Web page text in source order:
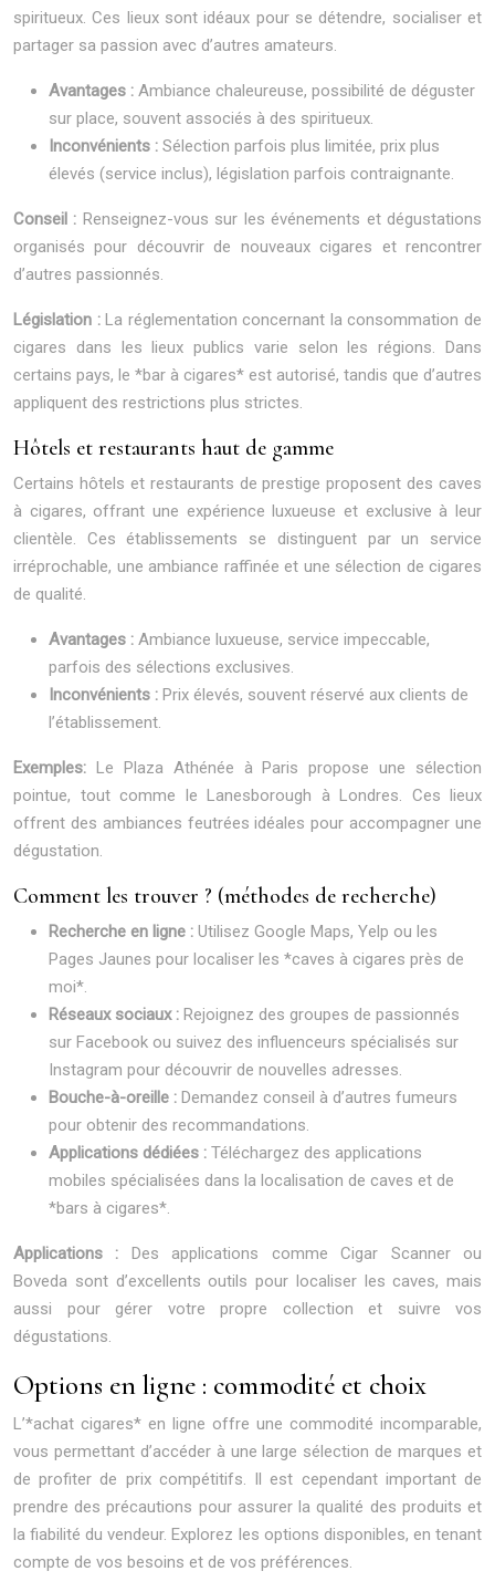
spiritueux. Ces lieux sont idéaux pour se détendre, socialiser et
partager sa passion avec d’autres amateurs.
Avantages : Ambiance chaleureuse, possibilité de déguster
sur place, souvent associés à des spiritueux.
Inconvénients : Sélection parfois plus limitée, prix plus
élevés (service inclus), législation parfois contraignante.
Conseil : Renseignez-vous sur les événements et dégustations
organisés pour découvrir de nouveaux cigares et rencontrer
d’autres passionnés.
Législation :La réglementation concernant la consommation de
cigares dans les lieux publics varie selon les régions. Dans
certains pays, le *bar à cigares* est autorisé, tandis que d’autres
appliquent des restrictions plus strictes.
Hôtels et restaurants haut de gamme
Certains hôtels et restaurants de prestige proposent des caves
à cigares, offrant une expérience luxueuse et exclusive à leur
clientèle. Ces établissements se distinguent par un service
irréprochable, une ambiance raffinée et une sélection de cigares
de qualité.
Avantages : Ambiance luxueuse, service impeccable,
parfois des sélections exclusives.
Inconvénients : Prix élevés, souvent réservé aux clients de
l’établissement.
Exemples: Le Plaza Athénée à Paris propose une sélection
pointue, tout comme le Lanesborough à Londres. Ces lieux
offrent des ambiances feutrées idéales pour accompagner une
dégustation.
Comment les trouver ? (méthodes de recherche)
Recherche en ligne : Utilisez Google Maps, Yelp ou les
Pages Jaunes pour localiser les *caves à cigares près de
moi*.
Réseaux sociaux : Rejoignez des groupes de passionnés
sur Facebook ou suivez des influenceurs spécialisés sur
Instagram pour découvrir de nouvelles adresses.
Bouche-à-oreille : Demandez conseil à d’autres fumeurs
pour obtenir des recommandations.
Applications dédiées : Téléchargez des applications
mobiles spécialisées dans la localisation de caves et de
*bars à cigares*.
Applications : Des applications comme Cigar Scanner ou
Boveda sont d’excellents outils pour localiser les caves, mais
aussi pour gérer votre propre collection et suivre vos
dégustations.
Options en ligne : commodité et choix
L’*achat cigares* en ligne offre une commodité incomparable,
vous permettant d’accéder à une large sélection de marques et
de profiter de prix compétitifs. Il est cependant important de
prendre des précautions pour assurer la qualité des produits et
la fiabilité du vendeur. Explorez les options disponibles, en tenant
compte de vos besoins et de vos préférences.